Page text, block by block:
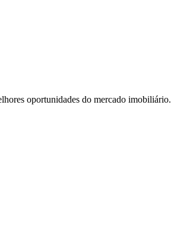
oportunidades do mercado imobiliário.